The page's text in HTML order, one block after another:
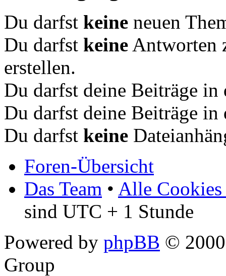
Du darfst keine neuen
Du darfst keine Antworten
erstellen.
Du darfst deine Beiträge
Du darfst deine Beiträge
Du darfst keine
Foren-Übersicht
Das Team • Alle Cookies
sind UTC + 1 Stunde
Powered by phpBB ©
Group